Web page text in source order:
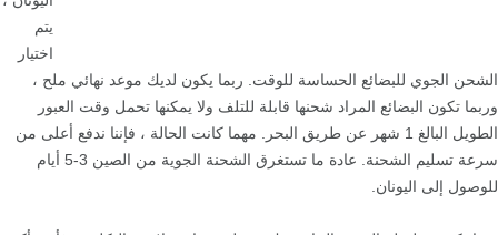
يتم
اختيار
الشحن الجوي للبضائع الحساسة للوقت. ربما يكون لديك موعد نهائي ملح ،
وربما تكون البضائع المراد شحنها قابلة للتلف ولا يمكنها تحمل وقت العبور
الطويل البالغ 1 شهر عن طريق البحر. مهما كانت الحالة ، فإننا ندفع أعلى من
سرعة تسليم الشحنة. عادة ما تستغرق الشحنة الجوية من الصين 3-5 أيام
للوصول إلى اليونان.